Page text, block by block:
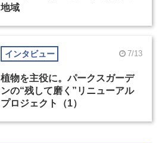
地域
インタビュー 7/13
植物を主役に。パークスガーデ
ンの“残して磨く”リニューアル
プロジェクト（1）